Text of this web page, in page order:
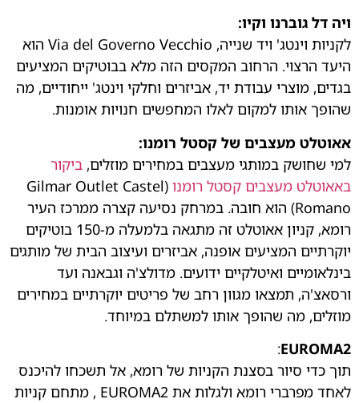
ויה דל גוברנו וקיו:
לקניות וינטג' ויד שנייה, Via del Governo Vecchio הוא
היעד הרצוי. הרחוב המקסים הזה מלא בבוטיקים המציעים
בגדים, מוצרי עבודת יד, אביזרים וחלקי וינטג' ייחודיים, מה
שהופך אותו למקום לאלו המחפשים חנויות אומנות.
אאוטלט מעצבים של קסטל רומנו:
למי שחושק במותגי מעצבים במחירים מוזלים, ביקור
באאוטלט מעצבים קסטל רומנו (Gilmar Outlet Castel
Romano) הוא חובה. במרחק נסיעה קצרה ממרכז העיר
רומא, קניון אאוטלט זה מתגאה בלמעלה מ-150 בוטיקים
יוקרתיים המציעים אופנה, אביזרים ועיצוב הבית של מותגים
בינלאומיים ואיטלקיים ידועים. מדולצ'ה וגבאנה ועד
ורסאצ'ה, תמצאו מגוון רחב של פריטים יוקרתיים במחירים
מוזלים, מה שהופך אותו למשתלם במיוחד.
EUROMA2
:
תוך כדי סיור בסצנת הקניות של רומא, אל תשכחו להיכנס
לאחד מפרברי רומא ולגלות את EUROMA2 , מתחם קניות